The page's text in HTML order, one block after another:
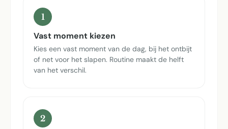
1
Vast moment kiezen
Kies een vast moment van de dag, bij het ontbijt
of net voor het slapen. Routine maakt de helft
van het verschil.
2